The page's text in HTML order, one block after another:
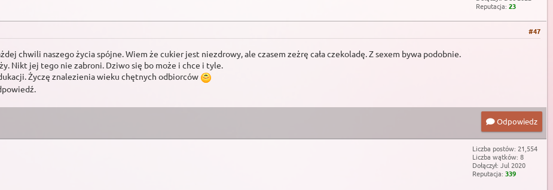
Reputacja: 23
#47
chwili naszego życia spójne. Wiem że cukier jest niezdrowy, ale czasem zeżrę cała czekoladę. Z sexem bywa podobnie.
Nikt jej tego nie zabroni. Dziwo się bo może i chce i tyle.
Życzę znalezienia wieku chętnych odbiorców
Odpowiedz
Liczba postów: 21,554
Liczba wątków: 8
Dołączył: Jul 2020
Reputacja: 339